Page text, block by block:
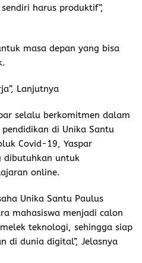
harus produktif”,
masa depan yang bisa
Lanjutnya
selalu berkomitmen dalam
di Unika Santu
Covid-19, Yaspar
dibutuhkan untuk
online.
Unika Santu Paulus
mahasiswa menjadi calon
teknologi, sehingga siap
di dunia digital”, Jelasnya